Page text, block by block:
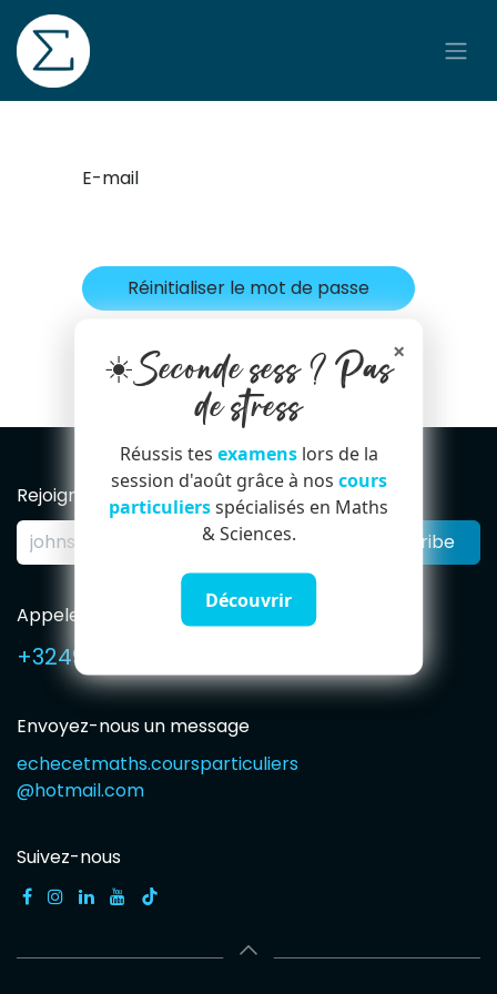
Se rendre au contenu
E-mail
Réinitialiser le mot de passe
Rejoignez notre Newsletter
Subscribe
Appelez-nous
+32491594765
Envoyez-nous un message
echecetmaths.coursparticuliers
@hotmail.com
Suivez-nous
×
☀️Seconde sess ? Pas
de stress
Réussis tes examenslors de la
session d'août grâce à nos cours
particuliersspécialisés en Maths
& Sciences.
Découvrir